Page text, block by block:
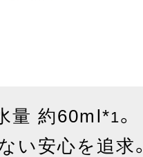
量 約60ml*1。
い安心を追求。